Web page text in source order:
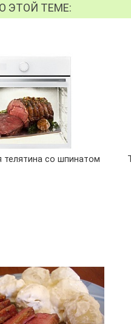
ЭТОЙ ТЕМЕ:
телятина со шпинатом